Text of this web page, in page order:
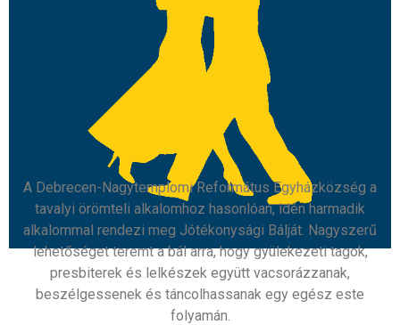
A Debrecen-Nagytemplomi Református Egyházközség a
tavalyi örömteli alkalomhoz hasonlóan, idén harmadik
alkalommal rendezi meg Jótékonysági Bálját. Nagyszerű
lehetőséget teremt a bál arra, hogy gyülekezeti tagok,
presbiterek és lelkészek együtt vacsorázzanak,
beszélgessenek és táncolhassanak egy egész este
folyamán.